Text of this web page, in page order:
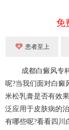
免
患者至上
成都白癜风专
呢?当我们面对白癜
米松乳膏是否有效
泛应用于皮肤病的
有哪些呢?看看四川